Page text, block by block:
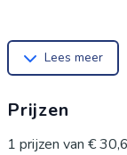
(zonder
meubelfront
combinatie met
Lees meer
Prijzen
1 prijzen van €